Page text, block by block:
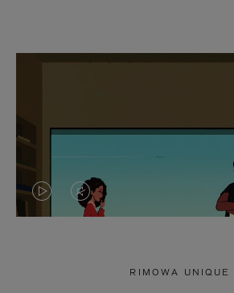
LA LE
RIMOWA UNIQUE